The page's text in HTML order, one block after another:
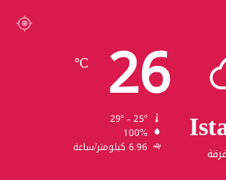
26
℃
100%
6.96 كيلومتر/ساعة